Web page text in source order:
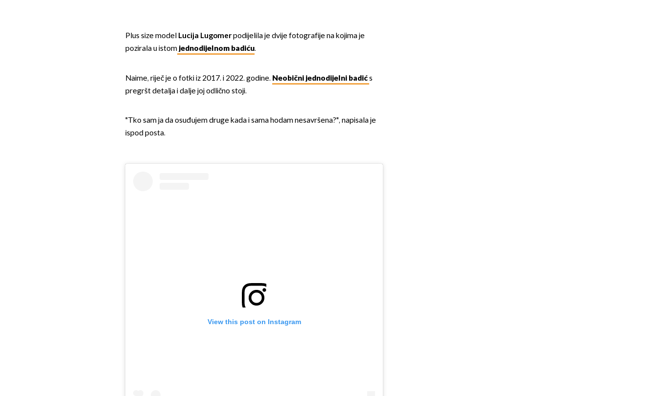
Plus size model Lucija Lugomerpodijelila je dvije fotografije na kojima je
pozirala u istomjednodijelnom badiću.
Naime, riječ je o fotki iz 2017. i 2022. godine. Neobični jednodijelni badićs
pregršt detalja i dalje joj odlično stoji.
"Tko sam ja da osuđujem druge kada i sama hodam nesavršena?", napisala je
ispod posta.
View this post on Instagram